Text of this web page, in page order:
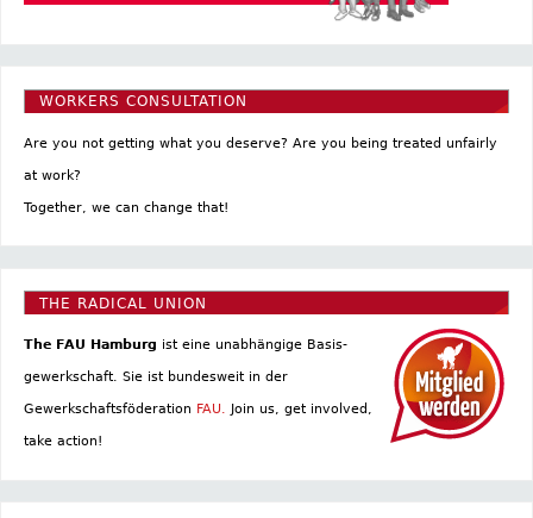
WORKERS CONSULTATION
Are you not getting what you deserve? Are you being treated unfairly
at work?
Together, we can change that!
THE RADICAL UNION
The FAU Hamburg ist eine un­abhängige Basis­
gewerkschaft. Sie ist bundesweit in der
Gewerkschaftsföderation FAU. Join us, get involved,
take action!